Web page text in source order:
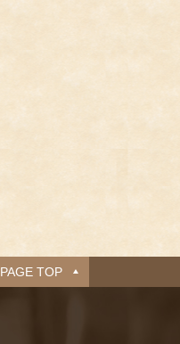
PAGE TOP